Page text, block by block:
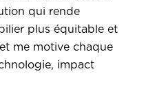
qui rende
plus équitable et
me motive chaque
impact